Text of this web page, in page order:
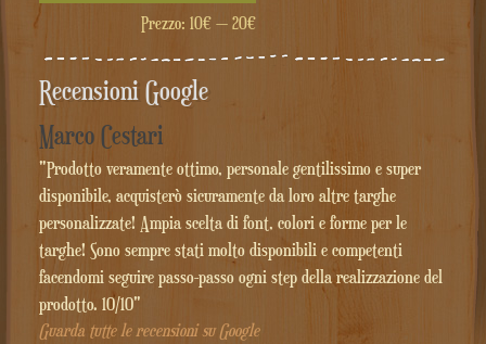
Min
Max
Prezzo: 10€— 20€
Recensioni Google
Marco Cestari
"Prodotto veramente ottimo, personale gentilissimo e super
disponibile, acquisterò sicuramente da loro altre targhe
personalizzate! Ampia scelta di font, colori e forme per le
targhe! Sono sempre stati molto disponibili e competenti
facendomi seguire passo-passo ogni step della realizzazione del
prodotto. 10/10"
Guarda tutte le recensioni su Google